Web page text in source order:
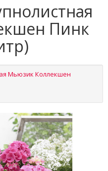
Пинк
Мьюзик Коллекшен